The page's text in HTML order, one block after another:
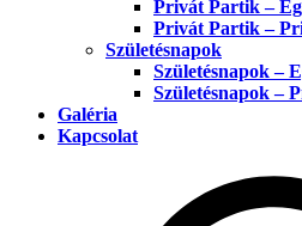
Privát Partik –
Privát Partik –
Születésnapok
Születésnapok –
Születésnapok –
Galéria
Kapcsolat